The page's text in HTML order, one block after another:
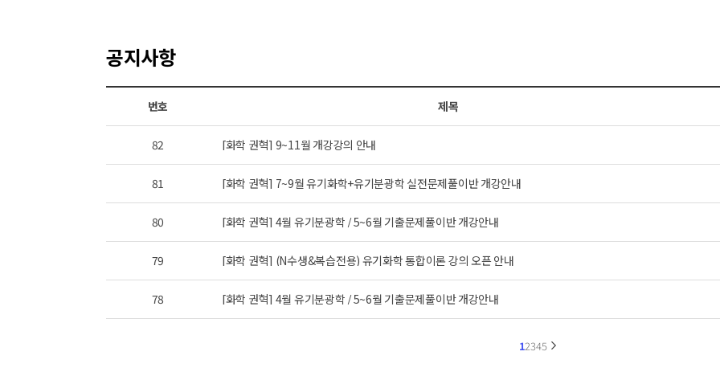
공지사항
번호 제목
82 [화학 권혁] 9~11월 개강강의 안내
81 [화학 권혁] 7~9월 유기화학+유기분광학 실전문제풀이반 개강안내
80 [화학 권혁] 4월 유기분광학 / 5~6월 기출문제풀이반 개강안내
79 [화학 권혁] (N수생&복습전용) 유기화학 통합이론 강의 오픈 안내
78 [화학 권혁] 4월 유기분광학 / 5~6월 기출문제풀이반 개강안내
12345